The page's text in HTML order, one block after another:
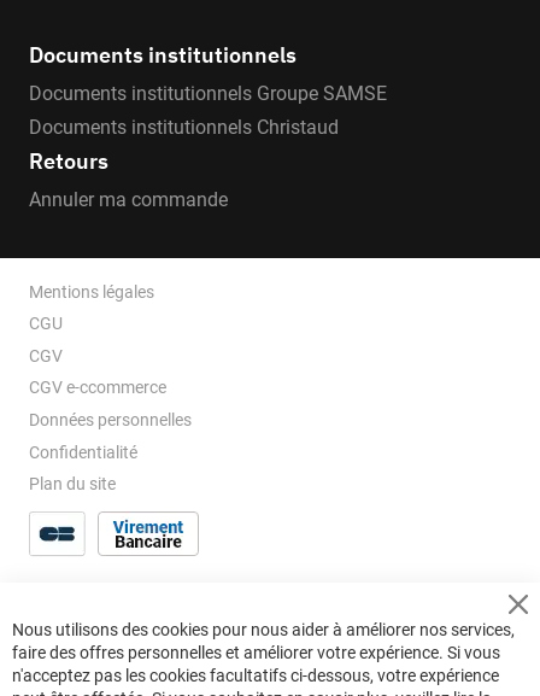
Documents institutionnels
Documents institutionnels Groupe SAMSE
Documents institutionnels Christaud
Retours
Annuler ma commande
Mentions légales
CGU
CGV
CGV e-ccommerce
Données personnelles
Confidentialité
Plan du site
Nous utilisons des cookies pour nous aider à améliorer nos services,
faire des offres personnelles et améliorer votre expérience. Si vous
n'acceptez pas les cookies facultatifs ci-dessous, votre expérience